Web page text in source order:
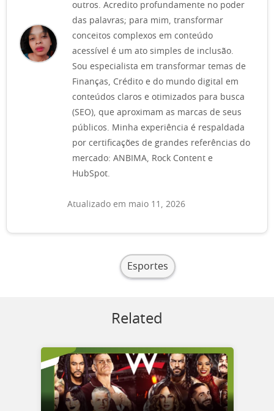
outros. Acredito profundamente no poder
das palavras; para mim, transformar
conceitos complexos em conteúdo
acessível é um ato simples de inclusão.
Sou especialista em transformar temas de
Finanças, Crédito e do mundo digital em
conteúdos claros e otimizados para busca
(SEO), que aproximam as marcas de seus
públicos. Minha experiência é respaldada
por certificações de grandes referências do
mercado: ANBIMA, Rock Content e
HubSpot.
Atualizado em maio 11, 2026
Esportes
Related